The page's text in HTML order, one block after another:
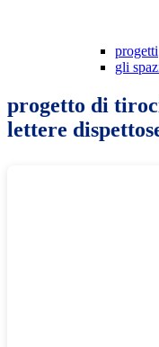
progetti
gli
progetto di
lettere